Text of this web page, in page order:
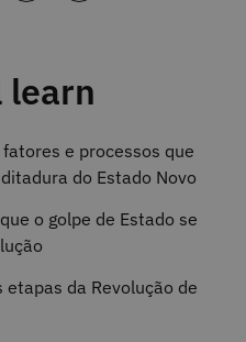
learn
e processos que
do Estado Novo
o golpe de Estado se
da Revolução de